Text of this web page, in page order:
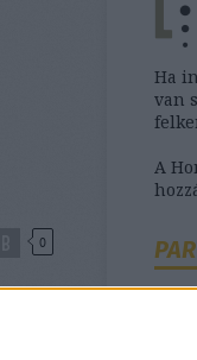
0
Ha
van
A